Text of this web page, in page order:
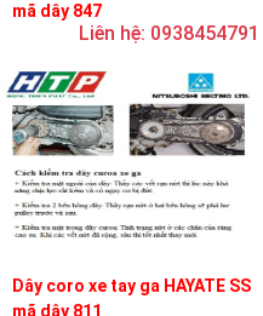
mã dây 847
Liên hệ: 0938454791
Dây coro xe tay ga HAYATE SS
mã dây 811